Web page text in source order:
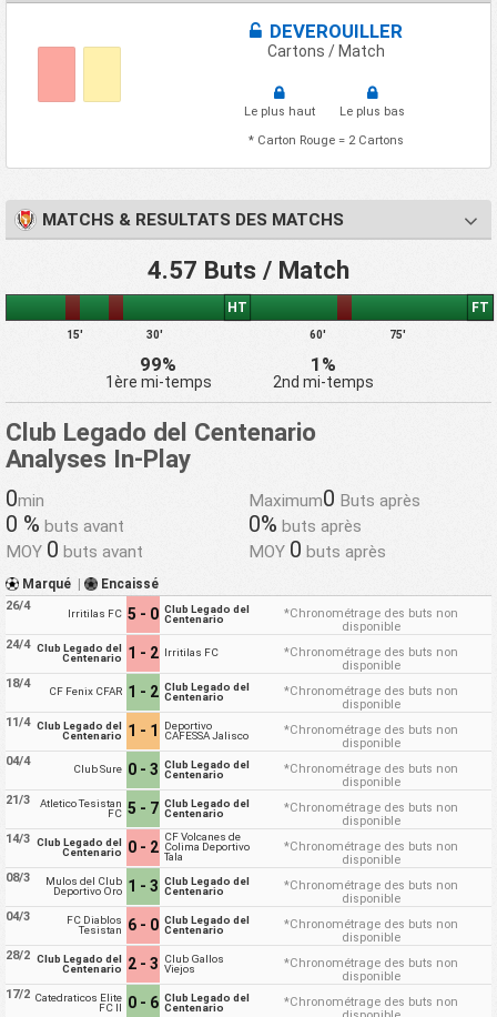
DEVEROUILLER
Cartons / Match
Le plus haut
Le plus bas
* Carton Rouge = 2 Cartons
MATCHS & RESULTATS DES MATCHS
4.57 Buts / Match
15' 30'
HT
60' 75'
FT
99%
1ère mi-temps
1%
2nd mi-temps
Club Legado del Centenario
Analyses In-Play
0min Maximum0 Buts après
0 % buts avant 0% buts après
MOY 0 buts avant MOY 0 buts après
Marqué | Encaissé
26/4
Irritilas FC 5 - 0 Club Legado del
Centenario
*Chronométrage des buts non
disponible
24/4 Club Legado del
Centenario
1 - 2 Irritilas FC
*Chronométrage des buts non
disponible
18/4
CF Fenix CFAR 1 - 2 Club Legado del
Centenario
*Chronométrage des buts non
disponible
11/4 Club Legado del
Centenario
1 - 1
Deportivo
CAFESSA Jalisco
*Chronométrage des buts non
disponible
04/4
Club Sure 0 - 3 Club Legado del
Centenario
*Chronométrage des buts non
disponible
21/3
Atletico Tesistan
FC 5 - 7 Club Legado del
Centenario
*Chronométrage des buts non
disponible
14/3 Club Legado del
Centenario
0 - 2
CF Volcanes de
Colima Deportivo
Tala
*Chronométrage des buts non
disponible
08/3
Mulos del Club
Deportivo Oro 1 - 3 Club Legado del
Centenario
*Chronométrage des buts non
disponible
04/3
FC Diablos
Tesistan
6 - 0 Club Legado del
Centenario
*Chronométrage des buts non
disponible
28/2 Club Legado del
Centenario
2 - 3
Club Gallos
Viejos
*Chronométrage des buts non
disponible
17/2 Catedraticos Elite
FC II
0 - 6 Club Legado del
Centenario
*Chronométrage des buts non